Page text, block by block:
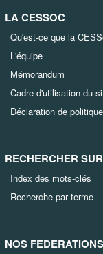
LA CESSOC
Qu'est-ce que la
L'équipe
Mémorandum
Cadre d'utilisation du
Déclaration de
RECHERCHER
Index des mots-clés
Recherche par terme
NOS FEDERATIONS